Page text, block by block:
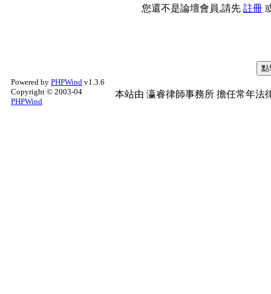
您還不是論壇會員,請先 註冊
Powered by PHPWind v1.3.6
Copyright © 2003-04
PHPWind
本站由 瀛睿律師事務所 擔任常年法